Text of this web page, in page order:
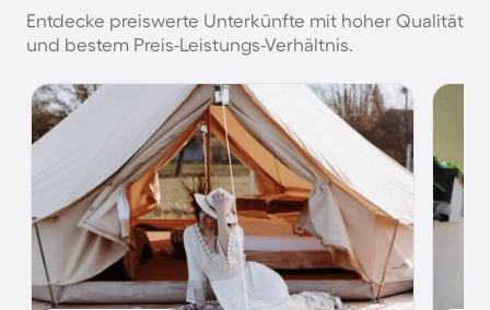
Entdecke preiswerte Unterkünfte mit hoher Qualität
und bestem Preis-Leistungs-Verhältnis.